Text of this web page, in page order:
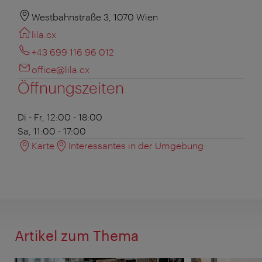
Westbahnstraße 3, 1070 Wien
lila.cx
+43 699 116 96 012
office@lila.cx
Öffnungszeiten
Di - Fr, 12:00 - 18:00
Sa, 11:00 - 17:00
Karte
Interessantes in der Umgebung
Artikel zum Thema